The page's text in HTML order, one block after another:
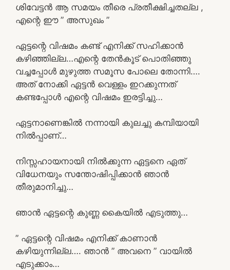
ശിവേട്ടൻ ആ സമയം തീരെ പ്രതീക്ഷിച്ചതല്ല ,
എന്റെ ഈ ” അസുഖം ”
ഏട്ടന്റെ വിഷമം കണ്ട് എനിക്ക് സഹിക്കാൻ
കഴിഞ്ഞില്ല…എന്റെ തേൻകൂട് പൊതിഞ്ഞു
വച്ചപ്പോൾ മുഴുത്ത സമൂസ പോലെ തോന്നി….
അത് നോക്കി ഏട്ടൻ വെള്ളം ഇറക്കുന്നത്
കണ്ടപ്പോൾ എന്റെ വിഷമം ഇരട്ടിച്ചു…
ഏട്ടനാണെങ്കിൽ നന്നായി കുലച്ചു കമ്പിയായി
നിൽപ്പാണ്…
നിസ്സഹായനായി നിൽക്കുന്ന ഏട്ടനെ ഏത്
വിധേനയും സന്തോഷിപ്പിക്കാൻ ഞാൻ
തീരുമാനിച്ചു…
ഞാൻ ഏട്ടന്റെ കുണ്ണ കൈയിൽ എടുത്തു…
” ഏട്ടന്റെ വിഷമം എനിക്ക് കാണാൻ
കഴിയുന്നില്ല…. ഞാൻ ” അവനെ ” വായിൽ
എടുക്കാം…